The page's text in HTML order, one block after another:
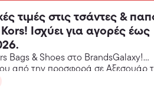
τιμές στις τσάντες &
Ισχύει για αγορές έως
Bags & Shoes στο BrandsGalaxy!
από την προσφορά σε Αξεσουάρ
και κέρδισε από τις εκπτώσεις!